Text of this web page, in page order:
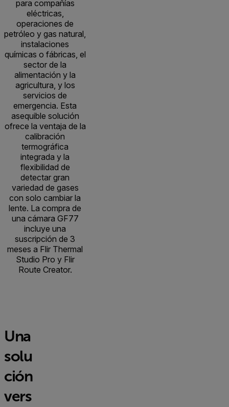
para compañías
eléctricas,
operaciones de
petróleo y gas natural,
instalaciones
químicas o fábricas, el
sector de la
alimentación y la
agricultura, y los
servicios de
emergencia. Esta
asequible solución
ofrece la ventaja de la
calibración
termográfica
integrada y la
flexibilidad de
detectar gran
variedad de gases
con solo cambiar la
lente. La compra de
una cámara GF77
incluye una
suscripción de 3
meses a Flir Thermal
Studio Pro y Flir
Route Creator.
Una
solu
ción
vers